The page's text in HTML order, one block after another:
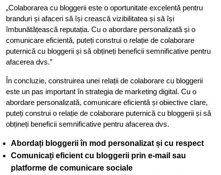
„Colaborarea cu bloggerii este o oportunitate excelentă pentru
branduri și afaceri să își crească vizibilitatea și să își
îmbunătățească reputația. Cu o abordare personalizată și o
comunicare eficientă, puteți construi o relație de colaborare
puternică cu bloggerii și să obțineți beneficii semnificative pentru
afacerea dvs.”
În concluzie, construirea unei relații de colaborare cu bloggerii
este un pas important în strategia de marketing digital. Cu o
abordare personalizată, comunicare eficientă și obiective clare,
puteți construi o relație de colaborare puternică cu bloggerii și să
obțineți beneficii semnificative pentru afacerea dvs.
Abordați bloggerii în mod personalizat și cu respect
Comunicați eficient cu bloggerii prin e-mail sau
platforme de comunicare sociale